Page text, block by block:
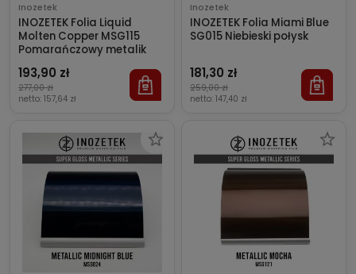
Inozetek
INOZETEK Folia Liquid
Molten Copper MSG115
Pomarańczowy metalik
193,90 zł
277,00 zł
netto: 157,64 zł
Inozetek
INOZETEK Folia Miami Blue
SG015 Niebieski połysk
181,30 zł
259,00 zł
netto: 147,40 zł